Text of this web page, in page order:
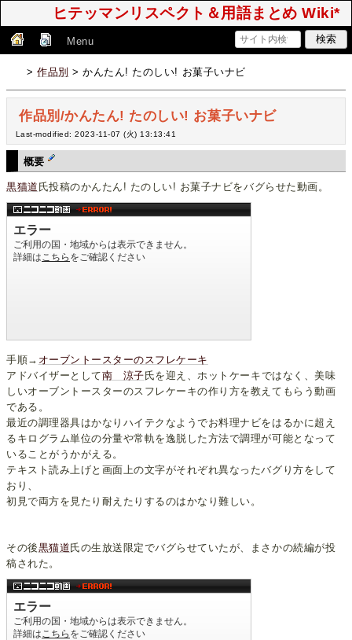
ヒテッマンリスペクト＆用語まとめ Wiki*
Menu
>作品別 > かんたん! たのしい! お菓子いナビ
作品別/かんたん! たのしい! お菓子いナビ
Last-modified: 2023-11-07 (火) 13:13:41
概要
黒猫道 氏投稿のかんたん! たのしい! お菓子ナビをバグらせた動画。
手順→ オーブントースターのスフレケーキ
アドバイザーとして南 涼子氏を迎え、ホットケーキではなく、美味
しいオーブントースターのスフレケーキの作り方を教えてもらう動画
である。
最近の調理器具はかなりハイテクなようでお料理ナビをはるかに超え
るキログラム単位の分量や常軌を逸脱した方法で調理が可能となって
いることがうかがえる。
テキスト読み上げと画面上の文字がそれぞれ異なったバグり方をして
おり、
初見で両方を見たり耐えたりするのはかなり難しい。
その後黒猫道氏の生放送限定でバグらせていたが、まさかの続編が投
稿された。